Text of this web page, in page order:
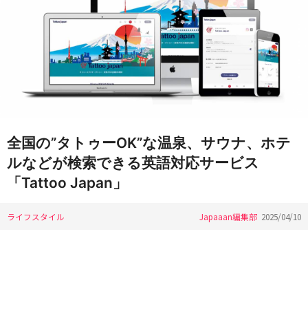
全国の”タトゥーOK”な温泉、サウナ、ホテ
ルなどが検索できる英語対応サービス
「Tattoo Japan」
ライフスタイル Japaaan編集部 2025/04/10